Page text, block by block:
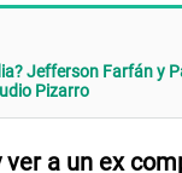
Jefferson Farfán y
Pizarro
a un ex